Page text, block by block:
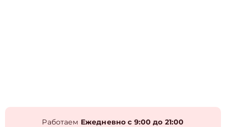
Работаем Ежедневно с 9:00 до 21:00